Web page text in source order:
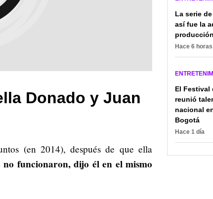
Donado y Juan
(en 2014), después de que ella
no funcionaron, dijo él en el mismo
La serie
así fue la
Hace 6 horas
El Festival
reunió
nacional
Bogotá
Hace 1 día